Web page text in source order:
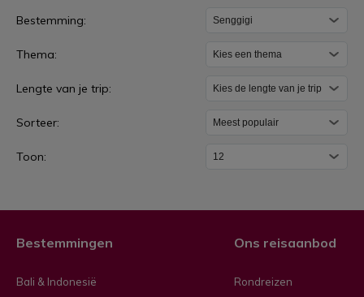
S
n
g
g
g
Bestemming:
Thema:
Lengte van je trip:
Sorteer:
Toon:
Bestemmingen
Bali & Indonesië
Ons reisaanbod
Rondreizen